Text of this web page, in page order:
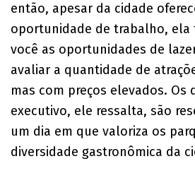
então, apesar da cidade
oportunidade de trabalho, ela
você as oportunidades de
avaliar a quantidade de
mas com preços elevados. Os
executivo, ele ressalta, são
um dia em que valoriza os
diversidade gastronômica da